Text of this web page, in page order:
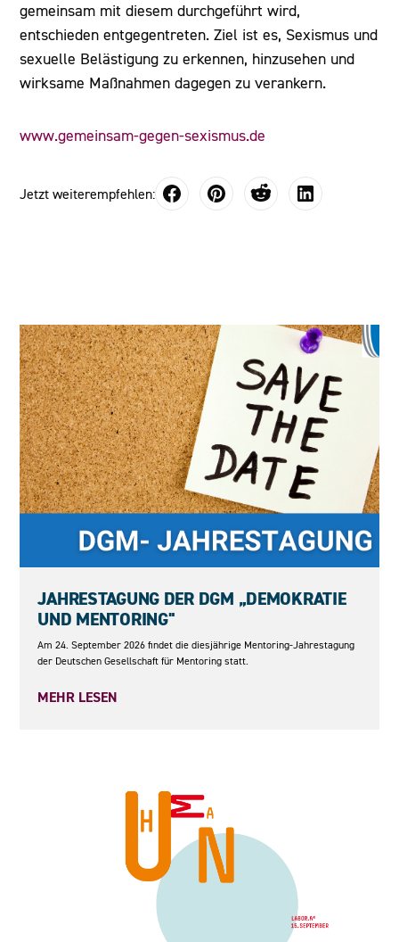
gemeinsam mit diesem durchgeführt wird,
entschieden entgegentreten. Ziel ist es, Sexismus und
sexuelle Belästigung zu erkennen, hinzusehen und
wirksame Maßnahmen dagegen zu verankern.
www.gemeinsam-gegen-sexismus.de
Jetzt weiterempfehlen:
JAHRESTAGUNG DER DGM „DEMOKRATIE
UND MENTORING"
Am 24. September 2026 findet die diesjährige Mentoring-Jahrestagung
der Deutschen Gesellschaft für Mentoring statt.
MEHR LESEN